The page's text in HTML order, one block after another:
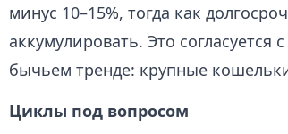
минус 10–15%, тогда как
аккумулировать. Это
бычьем тренде: крупные
Циклы под вопросом